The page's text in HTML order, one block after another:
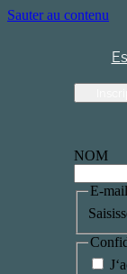
Sauter au contenu
NOM
E-mail